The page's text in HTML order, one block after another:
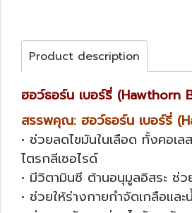
Product description
ฮอว์ธอร์น เบอร์รี่ (Hawthorn
สรรพคุณ: ฮอว์ธอร์น เบอร์รี่
• ช่วยลดไขมันในเลือด ทั้งคอเล
ไตรกลีเซอไรด์
• มีวิตามินซี ต้านอนุมูลอิสระ ช่
• ช่วยให้ร่างกายกำจัดเกลือแล